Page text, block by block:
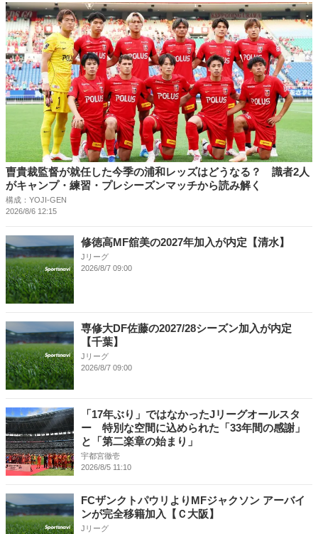
曺貴裁監督が就任した今季の浦和レッズはどうなる？ 識者2人
がキャンプ・練習・プレシーズンマッチから読み解く
構成：YOJI-GEN
2026/8/6 12:15
修徳高MF舘美の2027年加入が内定【清水】
Jリーグ
2026/8/7 09:00
専修大DF佐藤の2027/28シーズン加入が内定
【千葉】
Jリーグ
2026/8/7 09:00
「17年ぶり」ではなかったJリーグオールスタ
ー 特別な空間に込められた「33年間の感謝」
と「第二楽章の始まり」
宇都宮徹壱
2026/8/5 11:10
FCザンクトパウリよりMFジャクソン アーバイ
ンが完全移籍加入【Ｃ大阪】
Jリーグ